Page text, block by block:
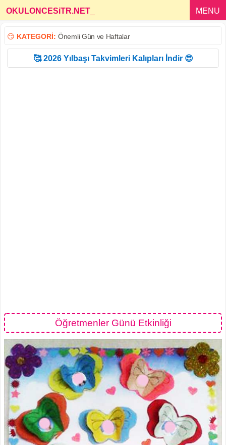
OKULONCESiTR.NET MENU
😏 KATEGORİ: Önemli Gün ve Haftalar
🥰 2026 Yılbaşı Takvimleri Kalıpları İndir 😍
Öğretmenler Günü Etkinliği